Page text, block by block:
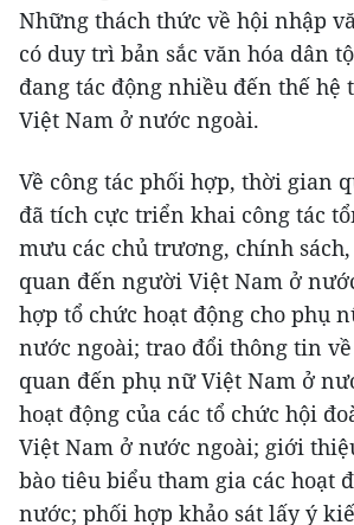
Những thách thức về hội nhập
có duy trì bản sắc văn hóa dân
đang tác động nhiều đến thế hệ
Việt Nam ở nước ngoài.
Về công tác phối hợp, thời gian
đã tích cực triển khai công tác
mưu các chủ trương, chính
quan đến người Việt Nam ở
hợp tổ chức hoạt động cho phụ
nước ngoài; trao đổi thông tin
quan đến phụ nữ Việt Nam ở
hoạt động của các tổ chức hội
Việt Nam ở nước ngoài; giới
bào tiêu biểu tham gia các hoạt
nước; phối hợp khảo sát lấy ý